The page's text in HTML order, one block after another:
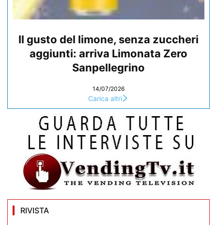
Il gusto del limone, senza zuccheri
aggiunti: arriva Limonata Zero
Sanpellegrino
14/07/2026
Carica altri
RIVISTA